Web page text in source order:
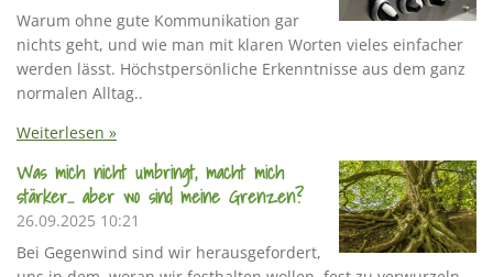
Warum ohne gute Kommunikation gar
nichts geht, und wie man mit klaren Worten vieles einfacher
werden lässt. Höchstpersönliche Erkenntnisse aus dem ganz
normalen Alltag..
Weiterlesen »
Was mich nicht umbringt, macht mich
stärker... aber wo sind meine Grenzen?
26.09.2025 10:21
Bei Gegenwind sind wir herausgefordert,